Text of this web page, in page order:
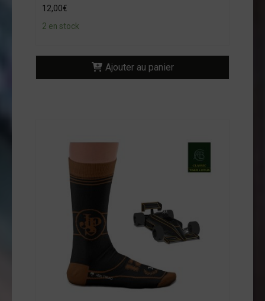
12,00€
2 en stock
Ajouter au panier